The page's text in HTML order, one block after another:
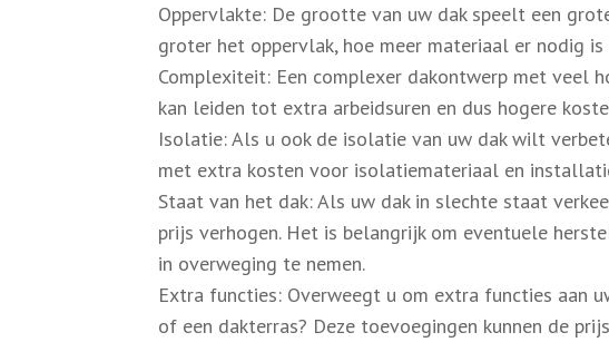
Oppervlakte: De grootte van uw dak speelt een
groter het oppervlak, hoe meer materiaal er nodig
Complexiteit: Een complexer dakontwerp met veel
kan leiden tot extra arbeidsuren en dus hogere
Isolatie: Als u ook de isolatie van uw dak wilt
met extra kosten voor isolatiemateriaal en
Staat van het dak: Als uw dak in slechte staat
prijs verhogen. Het is belangrijk om eventuele
in overweging te nemen.
Extra functies: Overweegt u om extra functies aan
of een dakterras? Deze toevoegingen kunnen de